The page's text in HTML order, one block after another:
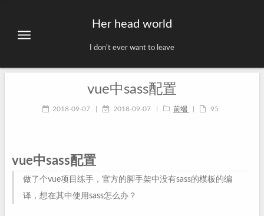
Her head world
I don't ever want to leave
vue中sass配置
2018-09-07 2018-09-07 前端 95
vue中sass配置
做了个vue项目练手，官方的脚手架中没有sass的模板的编
译，想在其中使用sass怎么办？